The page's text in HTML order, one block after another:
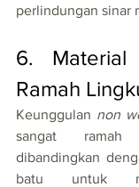
perlindungan sinar
6. Material
Ramah
Keunggulan non
sangat ramah
dibandingkan
batu untuk